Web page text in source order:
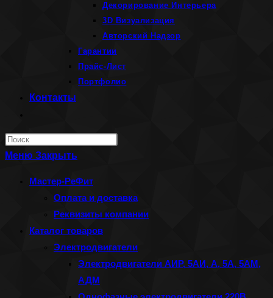
Декорирование Интерьера
3D Визуализация
Авторский Надзор
Гарантии
Прайс-Лист
Портфолио
Контакты
поиск
по
сайту
закрыть
панель
Меню Закрыть
Мастер-РеФит
Оплата и доставка
Реквизиты компании
Каталог товаров
Электродвигатели
Электродвигатели АИР, 5АИ, А, 5А, 5АМ,
АДМ